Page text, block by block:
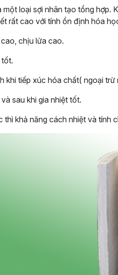
loại sợi nhân tạo tổng hợp.
rất cao với tính ổn định hóa
chịu lửa cao.
khi tiếp xúc hóa chất( ngoại
sau khi gia nhiệt tốt.
thì khả năng cách nhiệt và tính